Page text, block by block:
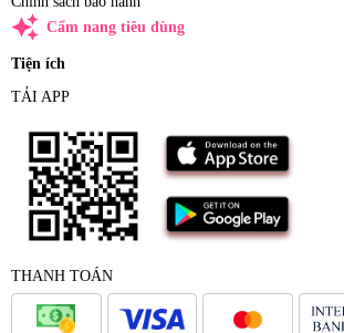
auto_awesome Cẩm nang tiêu dùng
Tiện ích
TẢI APP
THANH TOÁN